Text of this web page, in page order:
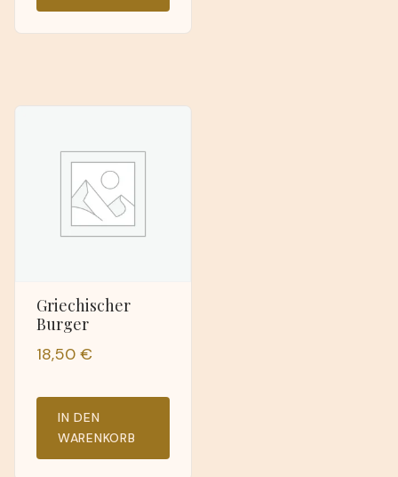
Griechischer
Burger
18,50 €
IN DEN
WARENKORB